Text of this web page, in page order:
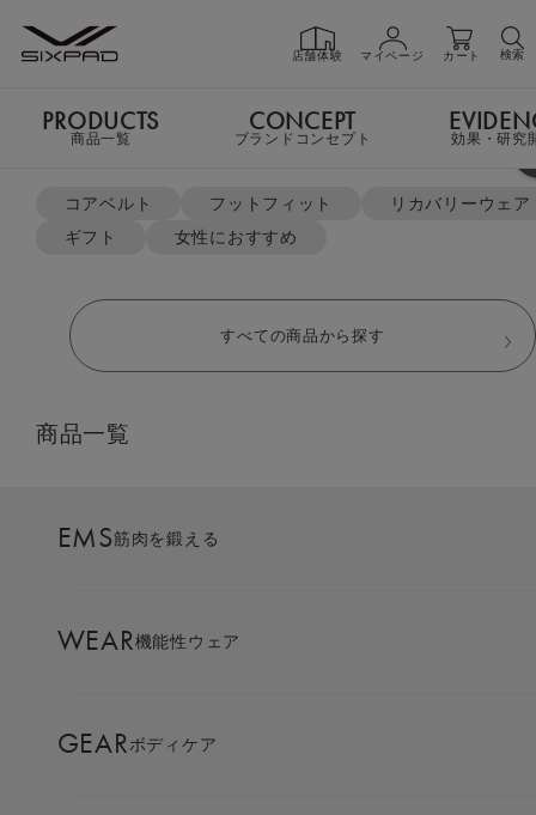
店舗体験 マイページ カート 検索
PRODUCTS 商品一覧
GIFT ギフト
SHOP
よく検索されているキーワード
コアベルト フットフィット
リカバリーウェア
ギフト
女性におすすめ
すべての商品から探す
商品一覧
EMS筋肉を鍛える
WEAR機能性ウェア
GEARボディケア
PRODUCTS
商品一覧
CONCEPT
ブランドコンセプト 効果・研究
肩こりと寝不足の関係
分に修復・回復しないから」「自律神経のバランス